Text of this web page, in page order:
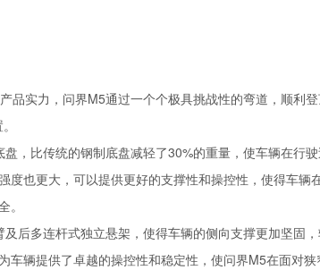
品实力，问界M5通过一个个极具挑战性的弯道，顺利
，比传统的钢制底盘减轻了30%的重量，使车辆在行
度也更大，可以提供更好的支撑性和操控性，使得车辆
。
后多连杆式独立悬架，使得车辆的侧向支撑更加坚固
车辆提供了卓越的操控性和稳定性，使问界M5在面对